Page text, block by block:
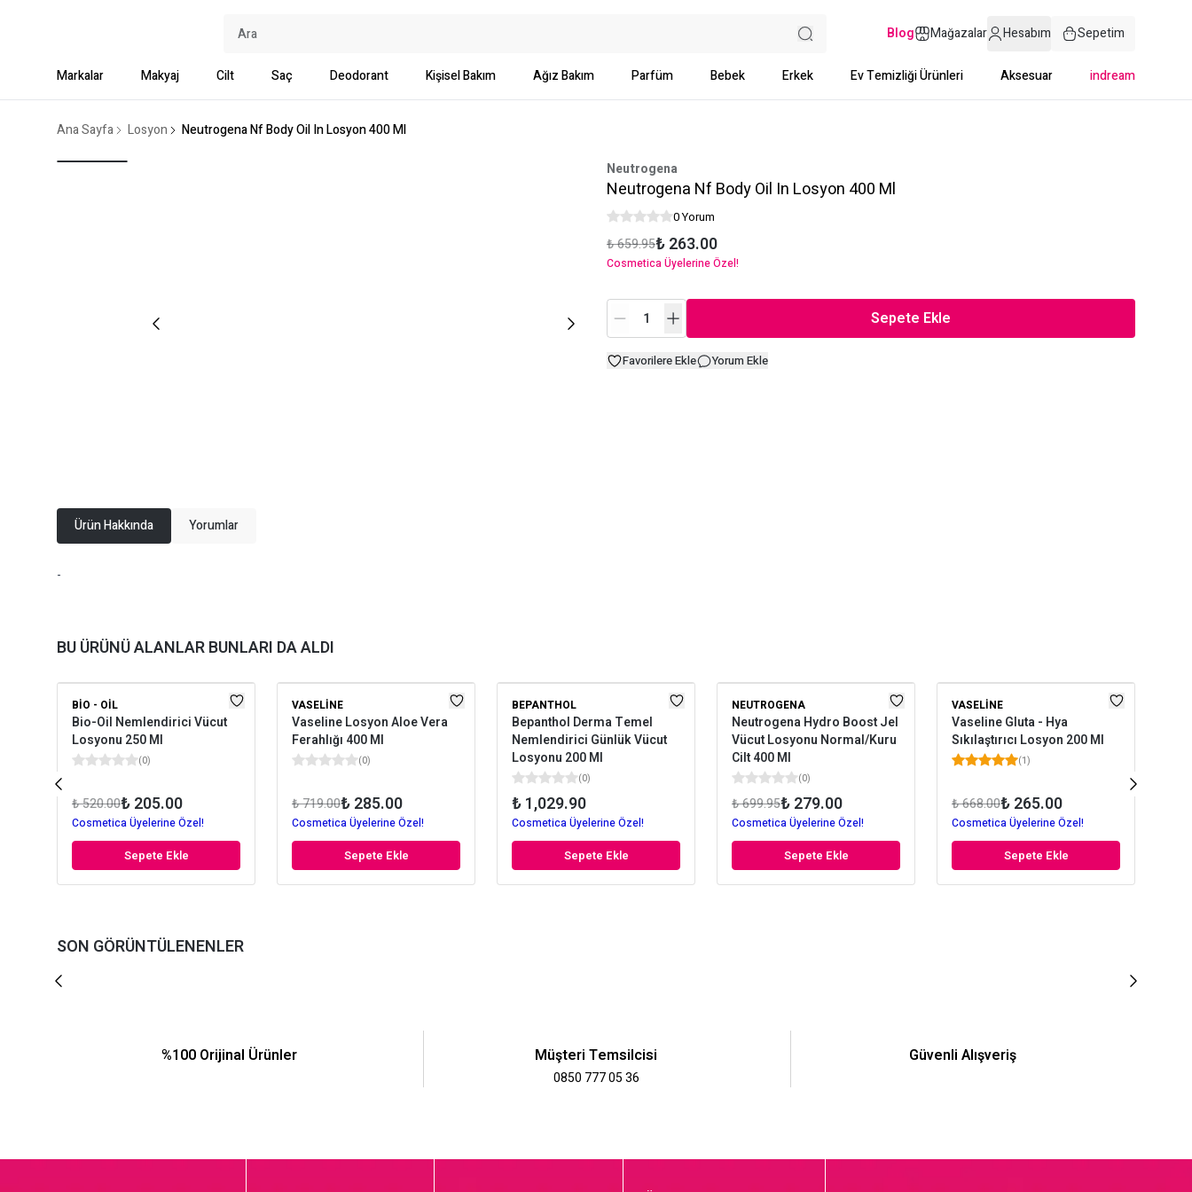
Blog Mağazalar Hesabım Sepetim
Markalar Makyaj Cilt Saç Deodorant Kişisel Bakım Ağız Bakım Parfüm Bebek Erkek Ev Temizliği Ürünleri Aksesuar indream
Ana Sayfa Losyon Neutrogena Nf Body Oil In Losyon 400 Ml
Neutrogena
Neutrogena Nf Body Oil In Losyon 400 Ml
0 Yorum
₺ 659.95₺ 263.00
Cosmetica Üyelerine Özel!
Sepete Ekle
Favorilere Ekle Yorum Ekle
Ürün Hakkında Yorumlar
-
BU ÜRÜNÜ ALANLAR BUNLARI DA ALDI
BIO - OIL
Bio-Oil Nemlendirici Vücut
Losyonu 250 Ml
(0)
₺ 520.00₺ 205.00
Cosmetica Üyelerine Özel!
Sepete Ekle
VASELINE
Vaseline Losyon Aloe Vera
Ferahlığı 400 Ml
(0)
₺ 719.00₺ 285.00
Cosmetica Üyelerine Özel!
Sepete Ekle
BEPANTHOL
Bepanthol Derma Temel
Nemlendirici Günlük Vücut
Losyonu 200 Ml
(0)
₺ 1,029.90
Cosmetica Üyelerine Özel!
Sepete Ekle
NEUTROGENA
Neutrogena Hydro Boost Jel
Vücut Losyonu Normal/Kuru
Cilt 400 Ml
(0)
₺ 699.95₺ 279.00
Cosmetica Üyelerine Özel!
Sepete Ekle
VASELINE
Vaseline Gluta - Hya
Sıkılaştırıcı Losyon 200 Ml
(1)
₺ 668.00₺ 265.00
Cosmetica Üyelerine Özel!
Sepete Ekle
SON GÖRÜNTÜLENENLER
%100 Orijinal Ürünler Müşteri Temsilcisi
0850 777 05 36
Güvenli Alışveriş